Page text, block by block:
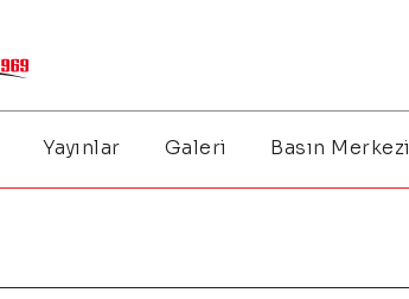
Yayınlar Galeri Basın Merkezi